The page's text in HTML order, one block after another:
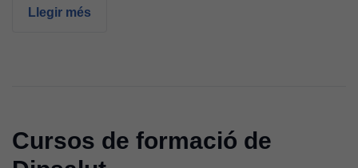
Llegir més
Cursos de formació de